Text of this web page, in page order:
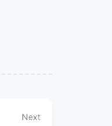
Next